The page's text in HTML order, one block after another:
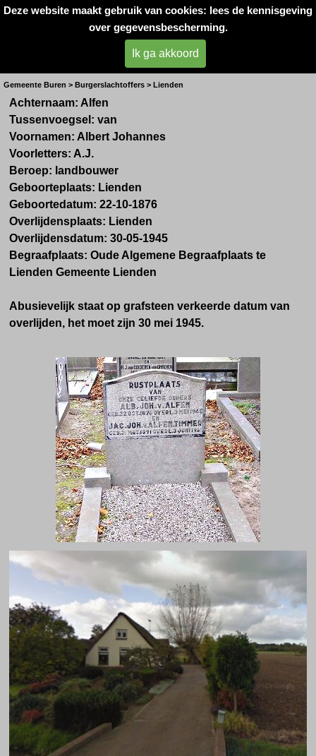
Deze website maakt gebruik van cookies: lees de kennisgeving
over gegevensbescherming.
Ik ga akkoord
Oorlogsslachtoffers
West- Betuwe
Gemeente Buren > Burgerslachtoffers > Lienden
Achternaam: Alfen
Tussenvoegsel: van
Voornamen: Albert Johannes
Voorletters: A.J.
Beroep: landbouwer
Geboorteplaats: Lienden
Geboortedatum: 22-10-1876
Overlijdensplaats: Lienden
Overlijdensdatum: 30-05-1945
Begraafplaats: Oude Algemene Begraafplaats te
Lienden Gemeente Lienden
Abusievelijk staat op grafsteen verkeerde datum van
overlijden, het moet zijn 30 mei 1945.